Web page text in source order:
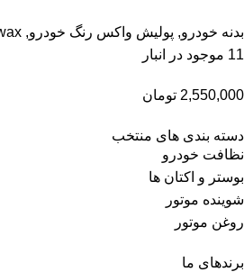
بدنه خودرو, پولیش واکس رنگ خودرو,
11 موجود در انبار
2,550,000 تومان
دسته بندی های منتخب
نظافت خودرو
بوستر و اکتان ها
شوینده موتور
روغن موتور
برندهای ما